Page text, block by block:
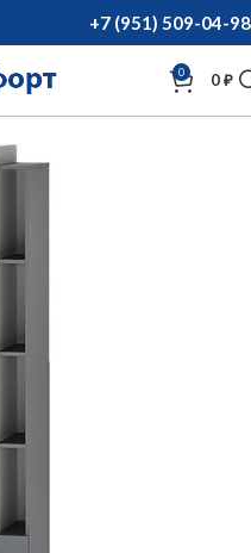
+7 (951) 509-04-98
0 0₽